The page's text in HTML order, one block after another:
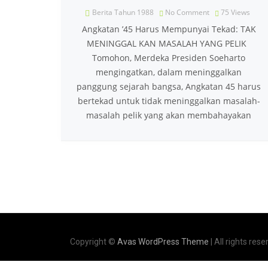
Berita Tahun 1988 No Comment 75 Views
Angkatan ’45 Harus Mempunyai Tekad: TAK
MENINGGAL KAN MASALAH YANG PELIK
Tomohon, Merdeka Presiden Soeharto
mengingatkan, dalam meninggalkan
panggung sejarah bangsa, Angkatan 45 harus
bertekad untuk tidak meninggalkan masalah-
masalah pelik yang akan membahayakan
Copyright © Avas WordPress Theme | All rights